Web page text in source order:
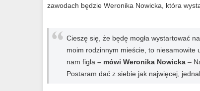
zawodach będzie Weronika Nowicka, która
Cieszę się, że będę mogła wystartować
moim rodzinnym mieście, to niesamowite
nam figla – mówi Weronika Nowicka –
Postaram dać z siebie jak najwięcej,